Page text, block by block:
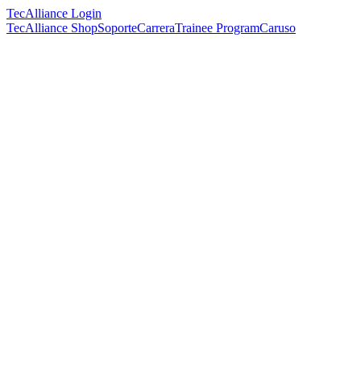
TecAlliance Login
TecAlliance ShopSoporteCarreraTrainee ProgramCaruso